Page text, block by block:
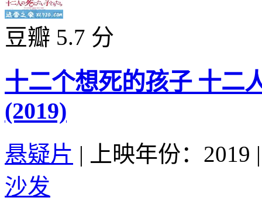
豆瓣 5.7 分
十二个想死的孩子 十二
(2019)
悬疑片 | 上映年份：2019 |
沙发